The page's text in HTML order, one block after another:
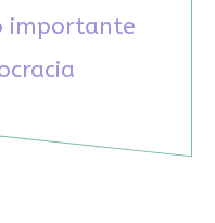
importante